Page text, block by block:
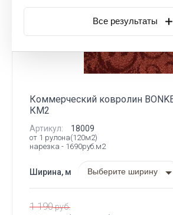
Все результаты
Коммерческий ковролин
КМ2
Артикул: 18009
от 1 рулона(120м2)
нарезка - 1690руб.м2
Ширина, м Выберите ширину
1 190руб.